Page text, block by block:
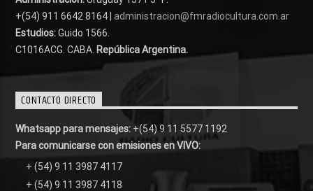
+(54) 911 6642 8164 | administracion@fmradiocultura.com.ar
Estudios:Guido 1566.
C1016ACG . CABA. República Argentina.
CONTACTO DIRECTO
Whatsapp para mensajes: +(54) 9 11 5577 1192
Para comunicarse con emisiones en VIVO:
+ (54) 9 11 3987 4117
+ (54) 9 11 3987 4118